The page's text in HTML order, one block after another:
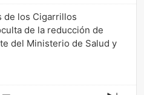
de los Cigarrillos
de la reducción de
del Ministerio de Salud y